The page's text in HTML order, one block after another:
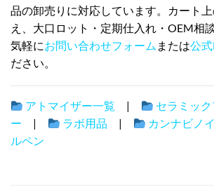
品の卸売りに対応しています。カート
え、大口ロット・定期仕入れ・OEM相
気軽に お問い合わせフォーム または公
ださい。
アトマイザー一覧 |
セラミッ
ー | ラボ用品 | カンナビノ
ルペン